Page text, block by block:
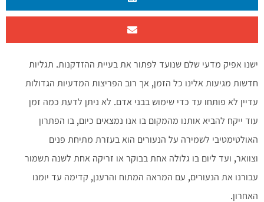
ישנו אפיק מדעי שלם שנועד לפתור את בעיית ההזדקנות. תגליות
חדשות מגיעות אלינו כל הזמן, אך רוב הפריצות המדעיות הגדולות
עדיין לא פותחו עד כדי שימוש בבני אדם. לא ניתן לדעת כמה זמן
עוד ייקח להביא אותנו מהמקום בו אנו נמצאים כיום, בו הפתרון
האולטימטיבי לשמירה על הנעורים הוא בעזרת מתיחת פנים
וצוואר, ועד ליום בו גלולה אחת בבוקר או זריקה אחת לשנה תשמור
עבורנו את הנעורים, עם המראה המתוח והרענן, קדימה עד יומנו
האחרון.